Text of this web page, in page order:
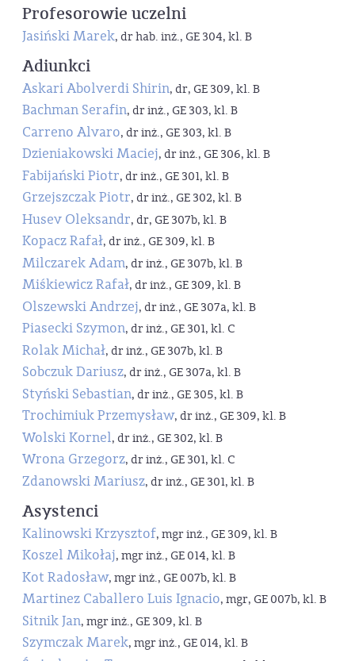
Profesorowie uczelni
Jasiński Marek, dr hab. inż., GE 304, kl. B
Adiunkci
Askari Abolverdi Shirin, dr, GE 309, kl. B
Bachman Serafin, dr inż., GE 303, kl. B
Carreno Alvaro, dr inż., GE 303, kl. B
Dzieniakowski Maciej, dr inż., GE 306, kl. B
Fabijański Piotr, dr inż., GE 301, kl. B
Grzejszczak Piotr, dr inż., GE 302, kl. B
Husev Oleksandr, dr, GE 307b, kl. B
Kopacz Rafał, dr inż., GE 309, kl. B
Milczarek Adam, dr inż., GE 307b, kl. B
Miśkiewicz Rafał, dr inż., GE 309, kl. B
Olszewski Andrzej, dr inż., GE 307a, kl. B
Piasecki Szymon, dr inż., GE 301, kl. C
Rolak Michał, dr inż., GE 307b, kl. B
Sobczuk Dariusz, dr inż., GE 307a, kl. B
Styński Sebastian, dr inż., GE 305, kl. B
Trochimiuk Przemysław, dr inż., GE 309, kl. B
Wolski Kornel, dr inż., GE 302, kl. B
Wrona Grzegorz, dr inż., GE 301, kl. C
Zdanowski Mariusz, dr inż., GE 301, kl. B
Asystenci
Kalinowski Krzysztof, mgr inż., GE 309, kl. B
Koszel Mikołaj, mgr inż., GE 014, kl. B
Kot Radosław, mgr inż., GE 007b, kl. B
Martinez Caballero Luis Ignacio, mgr, GE 007b, kl. B
Sitnik Jan, mgr inż., GE 309, kl. B
Szymczak Marek, mgr inż., GE 014, kl. B